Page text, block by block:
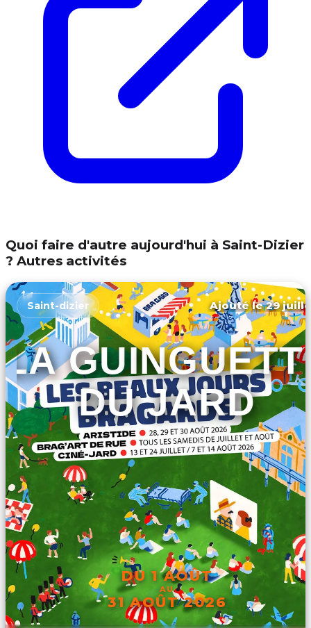
Quoi faire d'autre aujourd'hui à Saint-Dizier
? Autres activités
Saint-dizier Ajouté le 29
LA
DU JARD
DU 1 AOÛT
AU
31 AOÛT 2026